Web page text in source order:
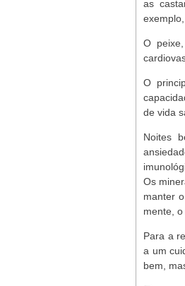
as
exemplo,
O
O
de vida
Noites
Os
manter
mente,
Para a
a um
bem,